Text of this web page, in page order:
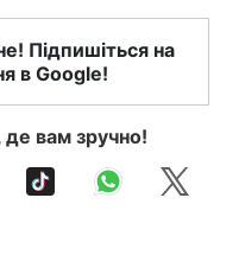
Підпишіться на
в Google!
вам зручно!